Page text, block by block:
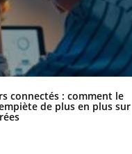
connectés : comment le
de plus en plus sur